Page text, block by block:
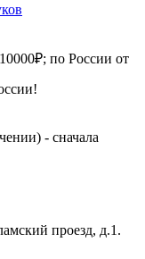
по России от
- сначала
проезд, д.1.